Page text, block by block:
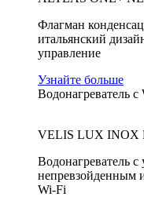
Флагман
итальянский
управление
Узнайте больше
Водонагреватель с
VELIS LUX INOX
Водонагреватель
непревзойденным
Wi-Fi